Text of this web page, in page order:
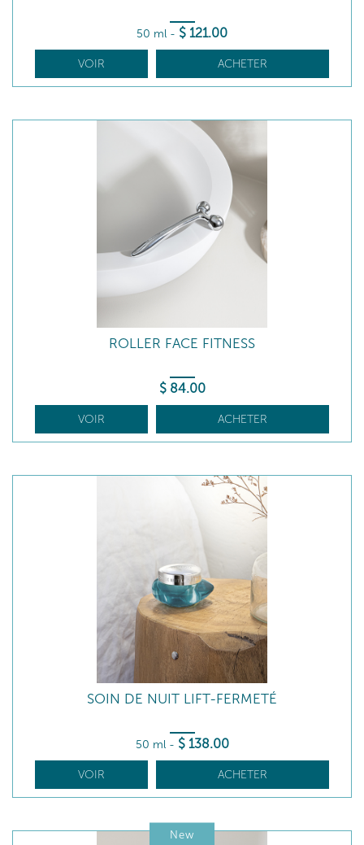
50 ml - $ 121.00
VOIR ACHETER
ROLLER FACE FITNESS
$ 84.00
VOIR ACHETER
SOIN DE NUIT LIFT-FERMETÉ
50 ml - $ 138.00
VOIR ACHETER
New